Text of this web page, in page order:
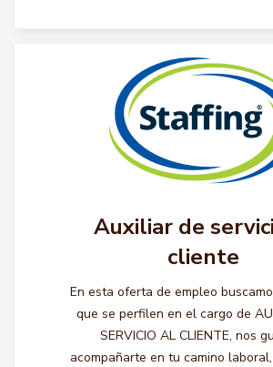
Auxiliar de
cliente
En esta oferta de empleo
que se perfilen en el cargo de
SERVICIO AL CLIENTE, nos
acompañarte en tu camino